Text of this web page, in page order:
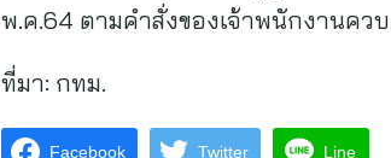
พ.ค.64 ตามคำสั่งของเจ้าพนักงานคว
ที่มา: กทม.
Facebook Twitter Line